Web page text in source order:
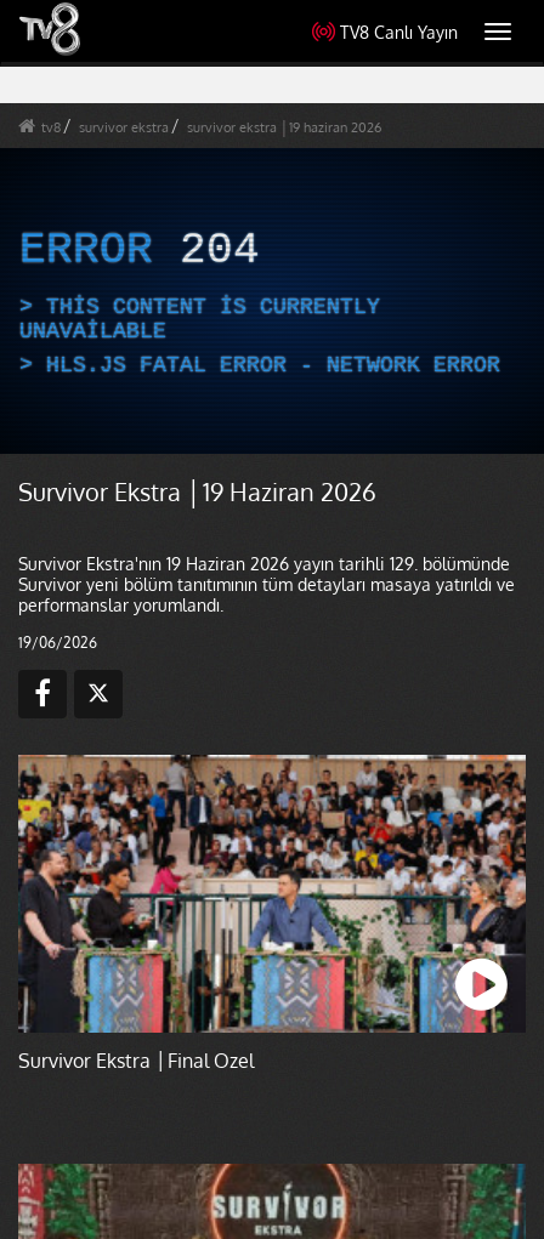
TV8 Canlı Yayın
tv8 survivor ekstra survivor ekstra │19 haziran 2026
ERROR 204
THIS CONTENT IS CURRENTLY
UNAVAILABLE
HLS.JS FATAL ERROR - NETWORK ERROR
Survivor Ekstra │19 Haziran 2026
Survivor Ekstra'nın 19 Haziran 2026 yayın tarihli 129. bölümünde
Survivor yeni bölüm tanıtımının tüm detayları masaya yatırıldı ve
performanslar yorumlandı.
19/06/2026
Survivor Ekstra │Final Özel